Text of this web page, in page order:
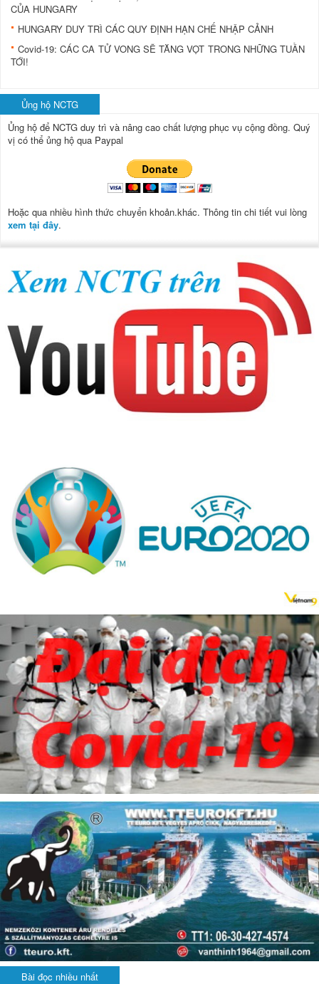
CỦA HUNGARY
HUNGARY DUY TRÌ CÁC QUY ĐỊNH HẠN CHẾ NHẬP CẢNH
Covid-19: CÁC CA TỬ VONG SẼ TĂNG VỌT TRONG NHỮNG TUẦN
TỚI!
Ủng hộ NCTG
Ủng hộ để NCTG duy trì và nâng cao chất lượng phục vụ cộng đồng. Quý
vị có thể ủng hộ qua Paypal
Hoặc qua nhiều hình thức chuyển khoản.khác. Thông tin chi tiết vui lòng
xem tại đây.
Bài đọc nhiều nhất